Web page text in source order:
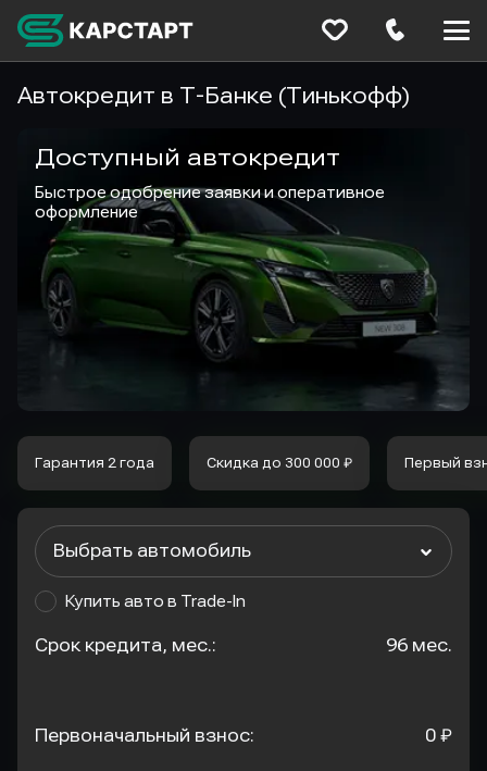
Автокредит в Т-Банке (Тинькофф)
Доступный автокредит
Быстрое одобрение заявки и оперативное
оформление
Гарантия 2 года Скидка до 300 000 ₽ Первый
Выбрать автомобиль
Купить авто в Trade-In
Срок кредита, мес.: 96 мес.
Первоначальный взнос: 0 ₽